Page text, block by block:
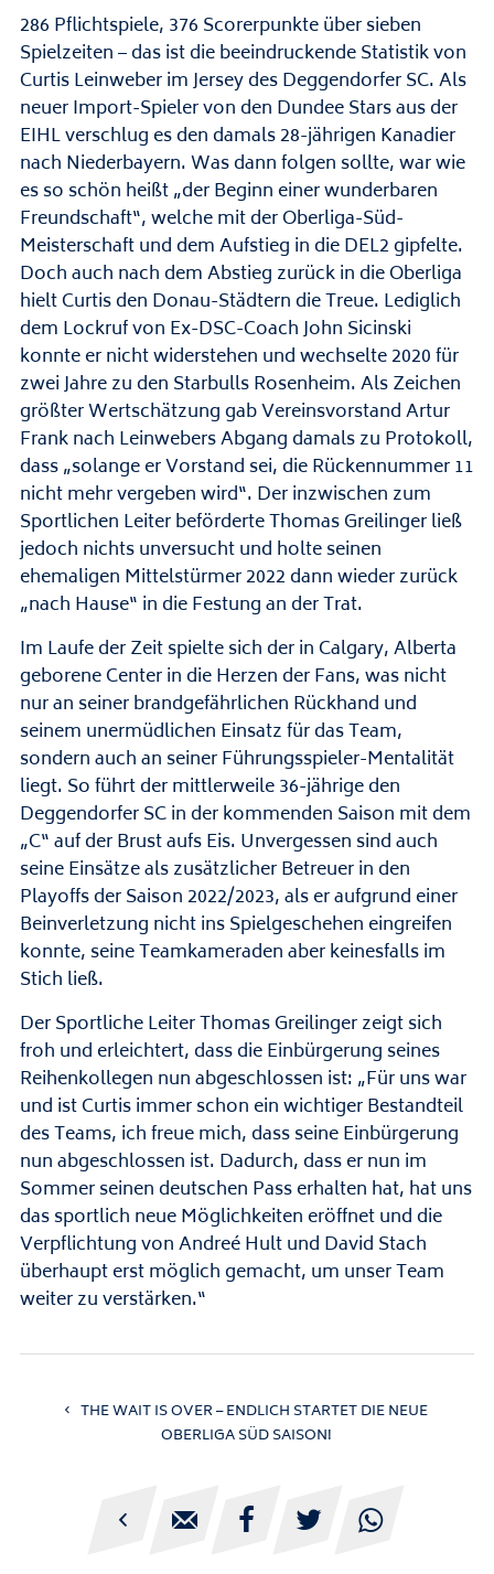
286 Pflichtspiele, 376 Scorerpunkte über sieben
Spielzeiten – das ist die beeindruckende Statistik von
Curtis Leinweber im Jersey des Deggendorfer SC. Als
neuer Import-Spieler von den Dundee Stars aus der
EIHL verschlug es den damals 28-jährigen Kanadier
nach Niederbayern. Was dann folgen sollte, war wie
es so schön heißt „der Beginn einer wunderbaren
Freundschaft“, welche mit der Oberliga-Süd-
Meisterschaft und dem Aufstieg in die DEL2 gipfelte.
Doch auch nach dem Abstieg zurück in die Oberliga
hielt Curtis den Donau-Städtern die Treue. Lediglich
dem Lockruf von Ex-DSC-Coach John Sicinski
konnte er nicht widerstehen und wechselte 2020 für
zwei Jahre zu den Starbulls Rosenheim. Als Zeichen
größter Wertschätzung gab Vereinsvorstand Artur
Frank nach Leinwebers Abgang damals zu Protokoll,
dass „solange er Vorstand sei, die Rückennummer 11
nicht mehr vergeben wird“. Der inzwischen zum
Sportlichen Leiter beförderte Thomas Greilinger ließ
jedoch nichts unversucht und holte seinen
ehemaligen Mittelstürmer 2022 dann wieder zurück
„nach Hause“ in die Festung an der Trat.
Im Laufe der Zeit spielte sich der in Calgary, Alberta
geborene Center in die Herzen der Fans, was nicht
nur an seiner brandgefährlichen Rückhand und
seinem unermüdlichen Einsatz für das Team,
sondern auch an seiner Führungsspieler-Mentalität
liegt. So führt der mittlerweile 36-jährige den
Deggendorfer SC in der kommenden Saison mit dem
„C“ auf der Brust aufs Eis. Unvergessen sind auch
seine Einsätze als zusätzlicher Betreuer in den
Playoffs der Saison 2022/2023, als er aufgrund einer
Beinverletzung nicht ins Spielgeschehen eingreifen
konnte, seine Teamkameraden aber keinesfalls im
Stich ließ.
Der Sportliche Leiter Thomas Greilinger zeigt sich
froh und erleichtert, dass die Einbürgerung seines
Reihenkollegen nun abgeschlossen ist: „Für uns war
und ist Curtis immer schon ein wichtiger Bestandteil
des Teams, ich freue mich, dass seine Einbürgerung
nun abgeschlossen ist. Dadurch, dass er nun im
Sommer seinen deutschen Pass erhalten hat, hat uns
das sportlich neue Möglichkeiten eröffnet und die
Verpflichtung von Andreé Hult und David Stach
überhaupt erst möglich gemacht, um unser Team
weiter zu verstärken.“
THE WAIT IS OVER – ENDLICH STARTET DIE NEUE
OBERLIGA SÜD SAISON!
    